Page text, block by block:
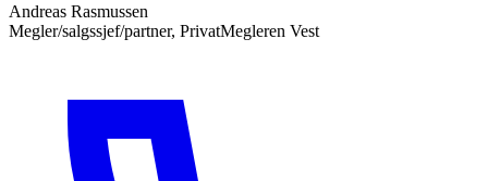
Andreas Rasmussen
Megler/salgssjef/partner, PrivatMegleren Vest